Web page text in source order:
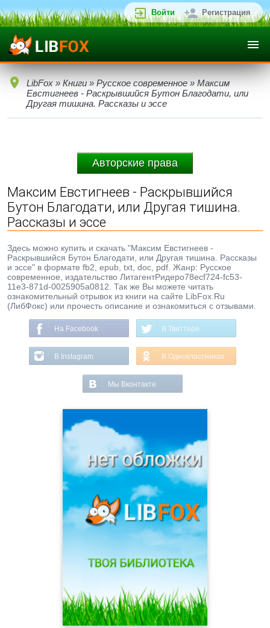
Войти Регистрация
LibFox » Книги » Русское современное » Максим
Евстигнеев - Раскрывшийся Бутон Благодати, или
Другая тишина. Рассказы и эссе
Авторские права
Максим Евстигнеев - Раскрывшийся
Бутон Благодати, или Другая тишина.
Рассказы и эссе
Здесь можно купить и скачать "Максим Евстигнеев -
Раскрывшийся Бутон Благодати, или Другая тишина. Рассказы
и эссе" в формате fb2, epub, txt, doc, pdf. Жанр: Русское
современное, издательство ЛитагентРидеро78ecf724-fc53-
11e3-871d-0025905a0812. Так же Вы можете читать
ознакомительный отрывок из книги на сайте LibFox.Ru
(ЛибФокс) или прочесть описание и ознакомиться с отзывами.
На Facebook В Твиттере
В Instagram В Одноклассниках
Мы Вконтакте